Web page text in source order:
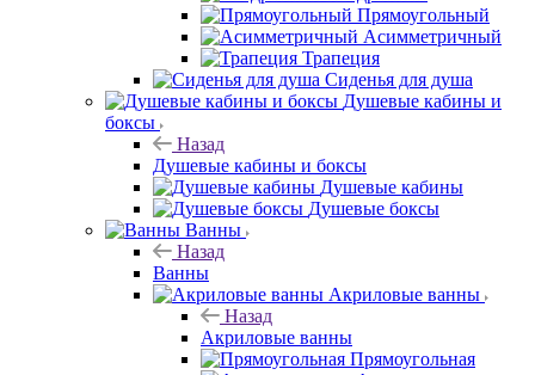
Прямоугольный
Асимметричный
Трапеция
Сиденья для душа
Душевые кабины и
боксы
Назад
Душевые кабины и боксы
Душевые кабины
Душевые боксы
Ванны
Назад
Ванны
Акриловые ванны
Назад
Акриловые ванны
Прямоугольная